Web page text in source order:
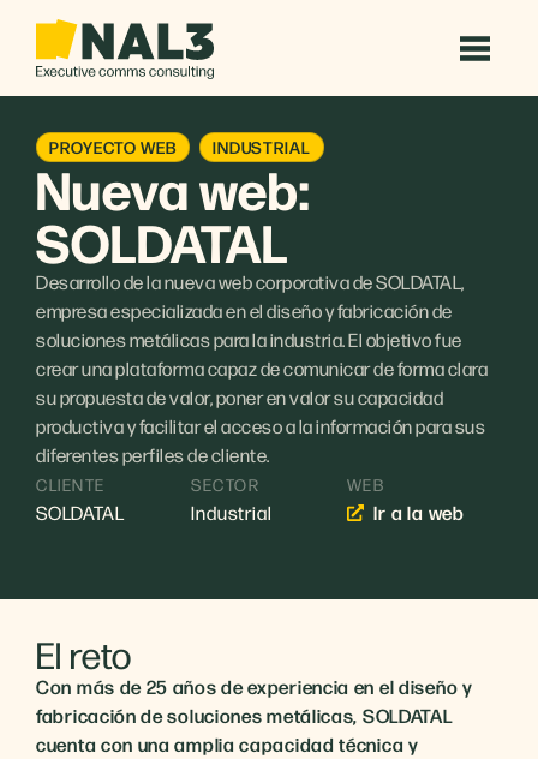
PROYECTO WEB INDUSTRIAL
Nueva web:
SOLDATAL
Desarrollo de la nueva web corporativa de SOLDATAL,
empresa especializada en el diseño y fabricación de
soluciones metálicas para la industria. El objetivo fue
crear una plataforma capaz de comunicar de forma clara
su propuesta de valor, poner en valor su capacidad
productiva y facilitar el acceso a la información para sus
diferentes perfiles de cliente.
CLIENTE
SOLDATAL
SECTOR
Industrial
WEB
Ir a la web
El reto
Con más de 25 años de experiencia en el diseño y
fabricación de soluciones metálicas, SOLDATAL
cuenta con una amplia capacidad técnica y